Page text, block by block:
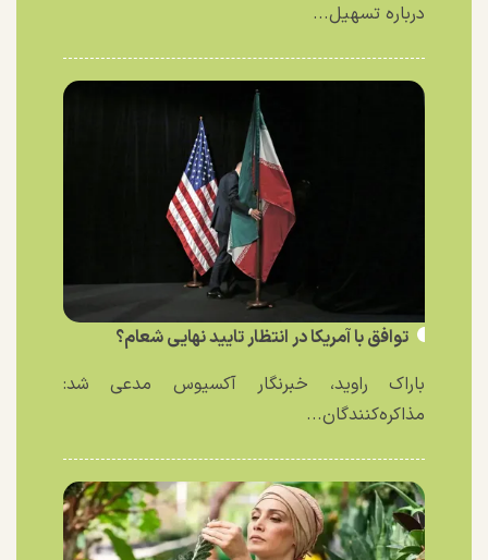
درباره تسهیل...
توافق با آمریکا در انتظار تایید نهایی شعام؟
باراک راوید، خبرنگار آکسیوس مدعی شد:
مذاکره‌کنندگان...